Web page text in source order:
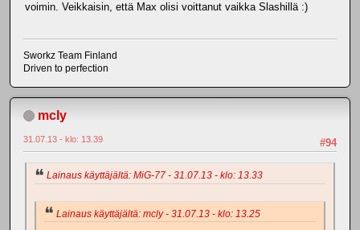
voimin. Veikkaisin, että Max olisi voittanut vaikka Slashillä :)
Sworkz Team Finland
Driven to perfection
mcly
#94
31.07.13 - klo: 13.39
Lainaus käyttäjältä: MiG-77 - 31.07.13 - klo: 13.33
Lainaus käyttäjältä: mcly - 31.07.13 - klo: 13.25